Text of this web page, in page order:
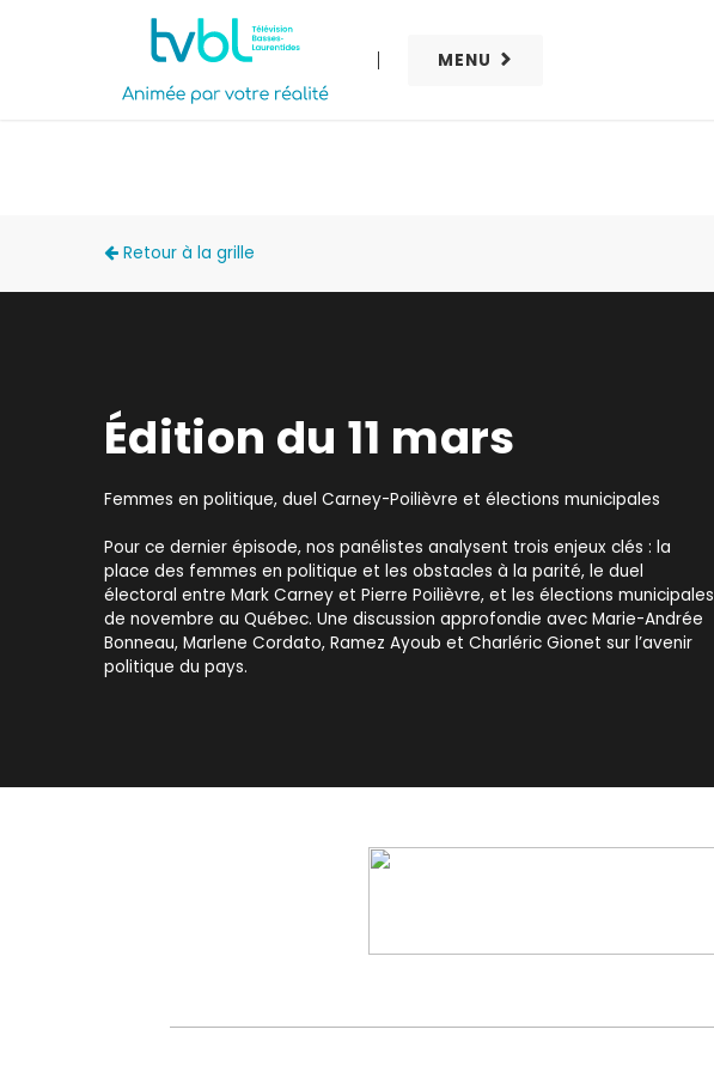
MENU
Retour à la grille
Édition du 11 mars
Femmes en politique, duel Carney-Poilièvre et élections municipales
Pour ce dernier épisode, nos panélistes analysent trois enjeux clés : la
place des femmes en politique et les obstacles à la parité, le duel
électoral entre Mark Carney et Pierre Poilièvre, et les élections municipales
de novembre au Québec. Une discussion approfondie avec Marie-Andrée
Bonneau, Marlene Cordato, Ramez Ayoub et Charléric Gionet sur l’avenir
politique du pays.